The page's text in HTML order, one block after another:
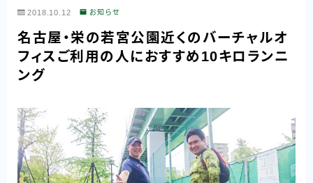
会議室
お問い合わせ
ご利用の流れ
アクセス
2018.10.12 お知らせ
名古屋・栄の若宮公園近くのバーチャルオ
フィスご利用の人におすすめ10キロランニ
ング